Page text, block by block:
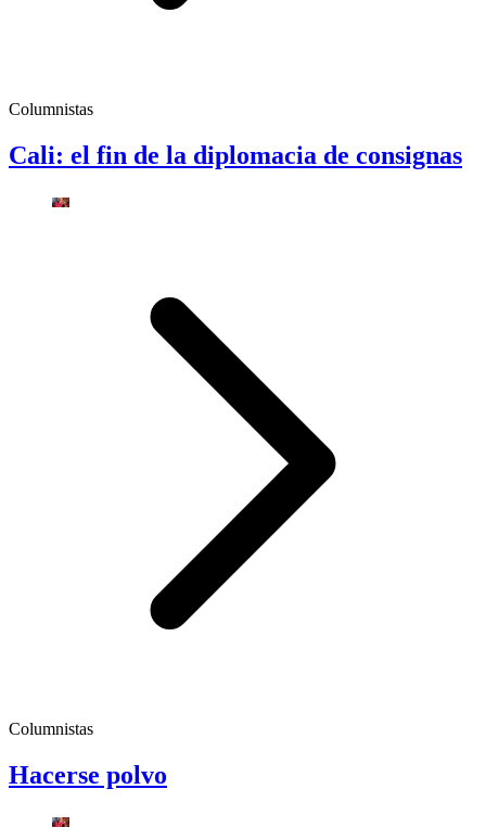
Columnistas
Cali: el fin de la diplomacia de consignas
Columnistas
Hacerse polvo